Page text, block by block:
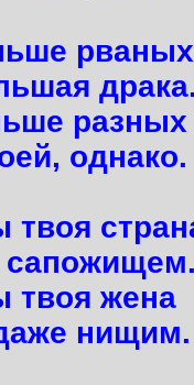
разных
однако.
твоя
твоя жена
нищим.